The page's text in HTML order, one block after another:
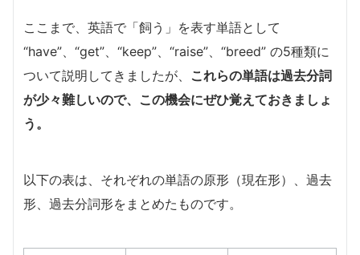
ここまで、英語で「飼う」を表す単語として
“have”、“get”、“keep”、“raise”、“breed” の5種類に
ついて説明してきましたが、 これらの単語は過去分詞
が少々難しいので、この機会にぜひ覚えておきましょ
う。
以下の表は、それぞれの単語の原形（現在形）、過去
形、過去分詞形をまとめたものです。